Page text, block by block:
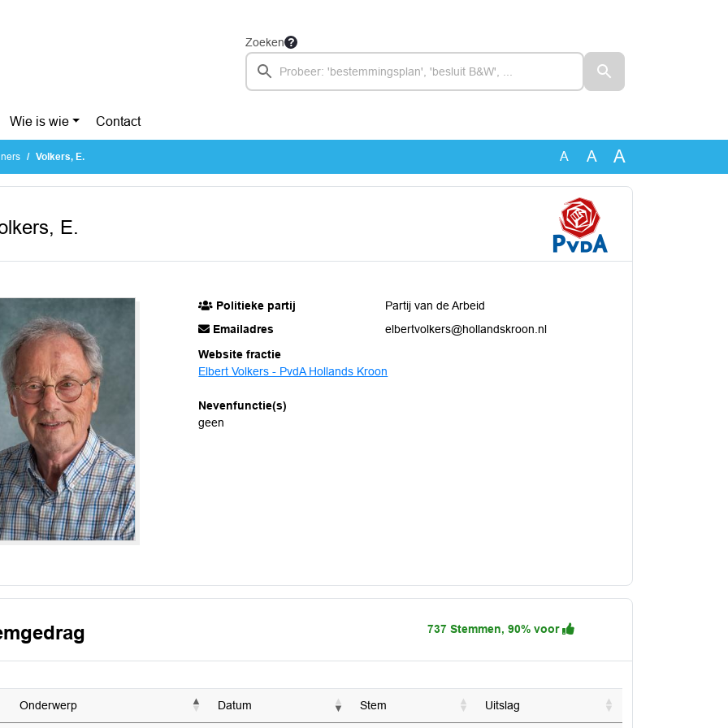
Zoeken
Wie is wie Contact
Volkers, E. A A A
E.
Politieke partij
Partij van de Arbeid
Emailadres
elbertvolkers@hollandskroon.nl
Website fractie
Elbert Volkers - PvdA Hollands Kroon
Nevenfunctie(s)
geen
737 Stemmen, 90% voor
Onderwerp Datum Stem Uitslag